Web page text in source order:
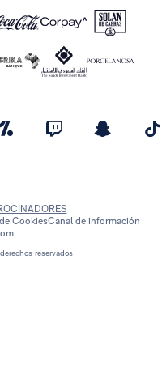
reservados
CookiesCanal de información